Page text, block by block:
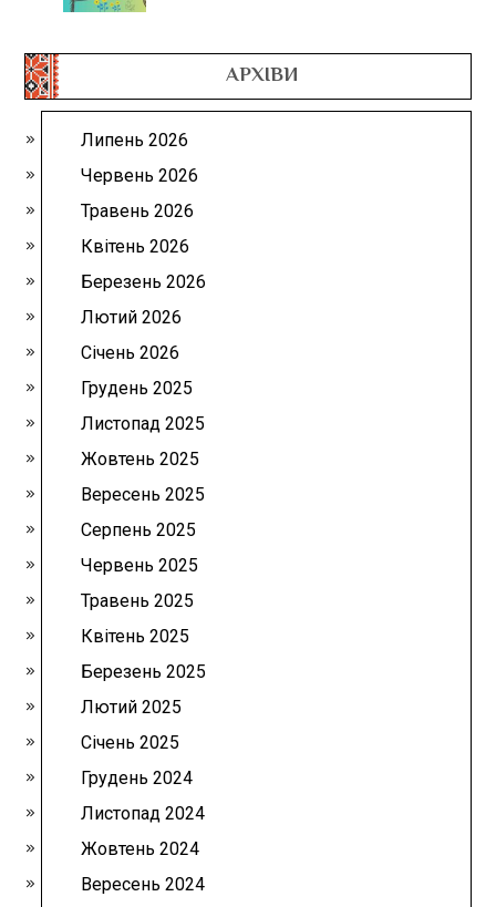
АРХІВИ
Липень 2026
Червень 2026
Травень 2026
Квітень 2026
Березень 2026
Лютий 2026
Січень 2026
Грудень 2025
Листопад 2025
Жовтень 2025
Вересень 2025
Серпень 2025
Червень 2025
Травень 2025
Квітень 2025
Березень 2025
Лютий 2025
Січень 2025
Грудень 2024
Листопад 2024
Жовтень 2024
Вересень 2024